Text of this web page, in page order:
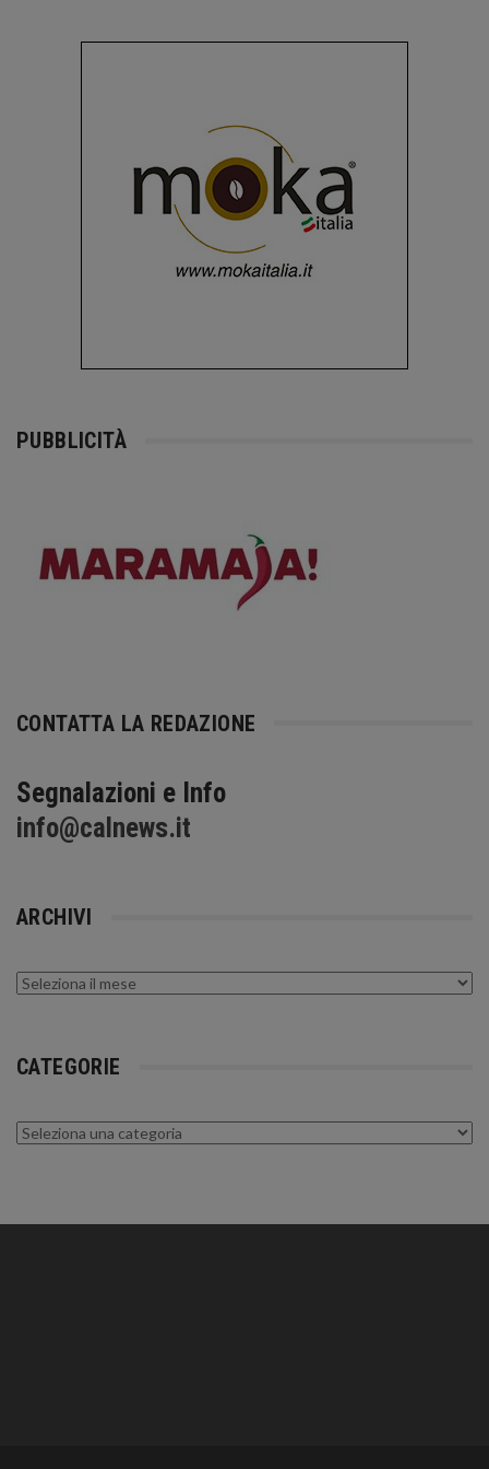
PUBBLICITÀ
CONTATTA LA REDAZIONE
Segnalazioni e Info
info@calnews.it
ARCHIVI
Archivi
CATEGORIE
Categorie